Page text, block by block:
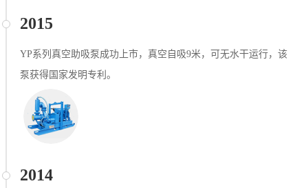
2015
YP系列真空助吸泵成功上市，真空自吸9米，可无水干运行，该
泵获得国家发明专利。
2014